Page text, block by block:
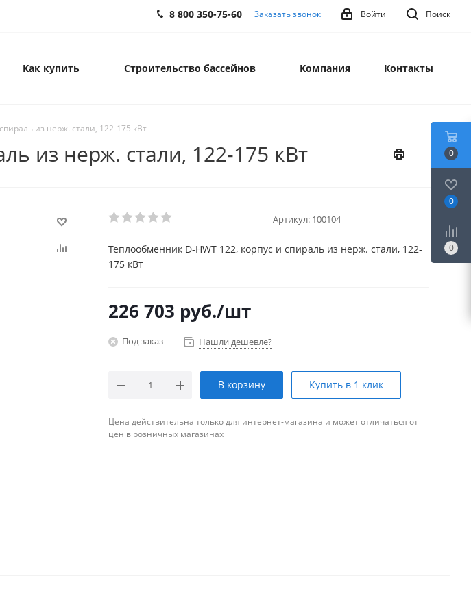
Поиск
Войти
8 800 350-75-60 Заказать звонок
Как купить Строительство бассейнов Компания Контакты
из нерж. стали, 122-175 кВт
из нерж. стали, 122-175 кВт
Артикул: 100104
Теплообменник D-HWT 122, корпус и спираль из нерж. стали, 122-
175 кВт
226 703 руб./шт
Под заказ Нашли дешевле?
В корзину Купить в 1 клик
Цена действительна только для интернет-магазина и может отличаться от
цен в розничных магазинах
0
0
0